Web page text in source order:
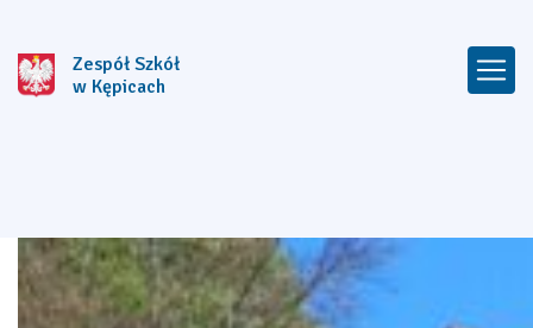
Zespół Szkół
w Kępicach